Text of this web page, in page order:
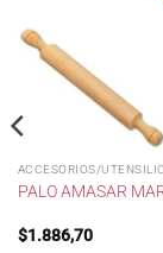
ACCESORIOS/
PALO AMASAR
$1.886,70